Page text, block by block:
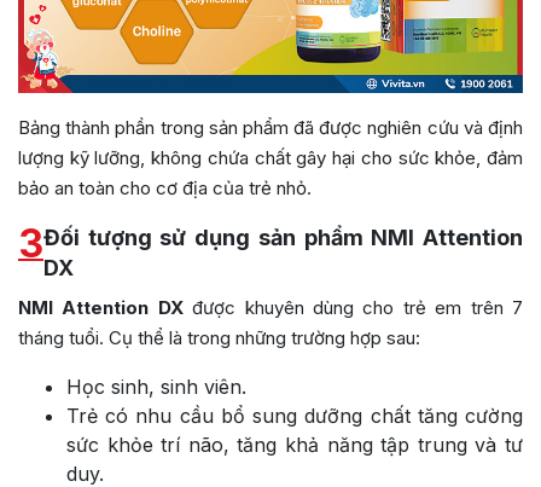
Bảng thành phần trong sản phẩm đã được nghiên cứu và định
lượng kỹ lưỡng, không chứa chất gây hại cho sức khỏe, đảm
bảo an toàn cho cơ địa của trẻ nhỏ.
3Đối tượng sử dụng sản phẩm NMI Attention
DX
NMIAttention DX được khuyên dùng cho trẻ em trên 7
tháng tuổi. Cụ thể là trong những trường hợp sau:
Học sinh, sinh viên.
Trẻ có nhu cầu bổ sung dưỡng chất tăng cường
sức khỏe trí não, tăng khả năng tập trung và tư
duy.